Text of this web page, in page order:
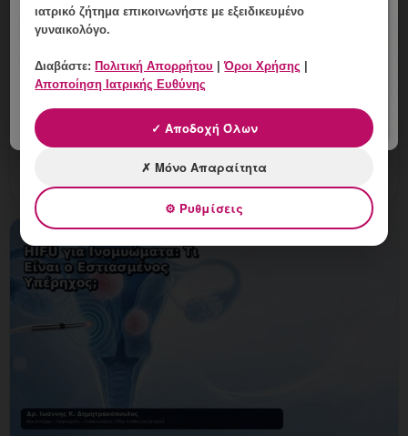
Επέμβαση στη Μήτρα: Πώς
9 Αυγούστου, 2026
Ιστολογική Εξέταση Μετά από Επέμβαση στη Μήτρα:
Πώς Ερμηνεύεται; Εξειδικευμένη γυναικολογική
αξιολόγηση της μήτρας και εξατομικευμένη καθοδήγηση
ιατρικό ζήτημα επικοινωνήστε με εξειδικευμένο
γυναικολόγο.
Διαβάστε: Πολιτική Απορρήτου |Όροι Χρήσης
Αποποίηση Ιατρικής Ευθύνης
✓ Αποδοχή Όλων
✗ Μόνο Απαραίτητα
⚙ Ρυθμίσεις